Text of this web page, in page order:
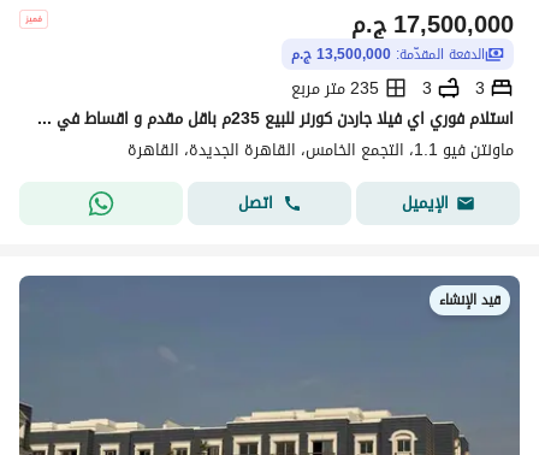
ج.م17,500,000
الدفعة المقدّمة: 13,500,000 ج.م
3
3
235 متر مربع
استلام فوري اي فيلا جاردن كورنر للبيع 235م باقل مقدم و اقساط في ماونتن فيو 1.1 التجمع الخامس القاهرة الجديدة بجوار ميفيدا و هايد بارك Mountain View
ماونتن فيو 1.1، التجمع الخامس، القاهرة الجديدة، القاهرة
الإيميل
اتصل
قيد الإنشاء